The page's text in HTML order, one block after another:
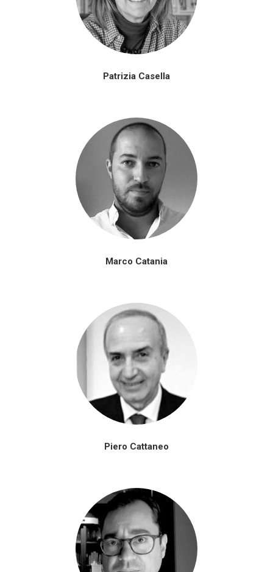
Patrizia Casella
Marco Catania
Piero Cattaneo